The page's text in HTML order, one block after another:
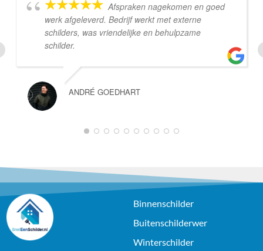
Afspraken nagekomen en goed
werk afgeleverd. Bedrijf werkt met externe
schilders, was vriendelijke en behulpzame
schilder.
ANDRÉ GOEDHART
1 2 3 4 5 6 7 8 9 10
Binnenschilder
Buitenschilderwer
Winterschilder